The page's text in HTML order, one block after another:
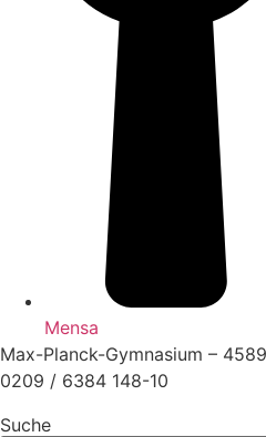
Mensa
Max-Planck-Gymnasium –
0209 / 6384 148-10
Suche